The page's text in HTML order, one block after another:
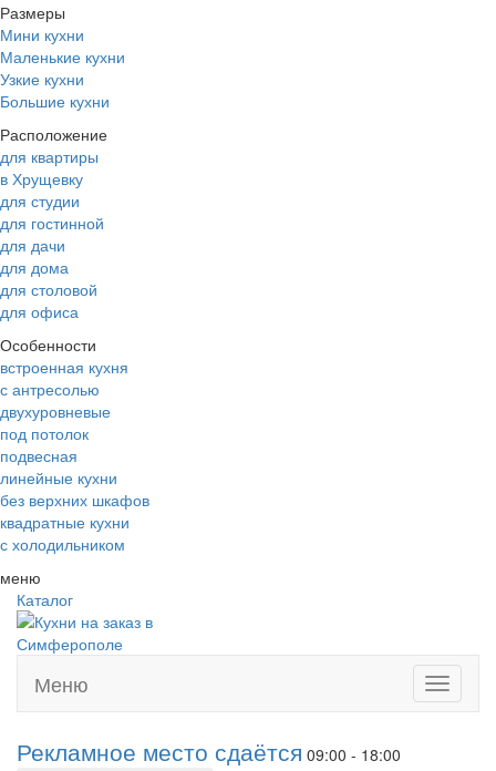
Размеры
Мини кухни
Маленькие кухни
Узкие кухни
Большие кухни
Расположение
для квартиры
в Хрущевку
для студии
для гостинной
для дачи
для дома
для столовой
для офиса
Особенности
встроенная кухня
с антресолью
двухуровневые
под потолок
подвесная
линейные кухни
без верхних шкафов
квадратные кухни
с холодильником
меню
Каталог
Toggle
Меню
Рекламное место сдаётся 09:00 - 18:00